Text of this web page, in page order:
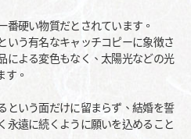
番硬い物質だとされています。
いう有名なキャッチコピーに象徴さ
による変色もなく、太陽光などの光
す。
という面だけに留まらず、結婚を誓
永遠に続くように願いを込めること